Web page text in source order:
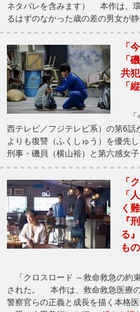
ネタバレを含みます） 本作は、
るはずのなかった歳の差の男女が
「
「
共
「
「
西テレビ／フジテレビ系）の第6
よりも復讐（ふくしゅう）を優先
刑事・磯貝（横山裕）と第六感女
「
「
く
『
る
もの
「クロスロード ～救命救急の約
された。 本作は、救命救急医療
警察官らの正義と成長を描く本格